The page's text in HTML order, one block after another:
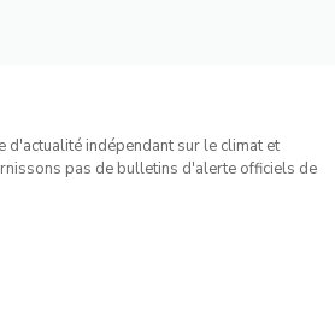
d'actualité indépendant sur le climat et
pas de bulletins d'alerte officiels de